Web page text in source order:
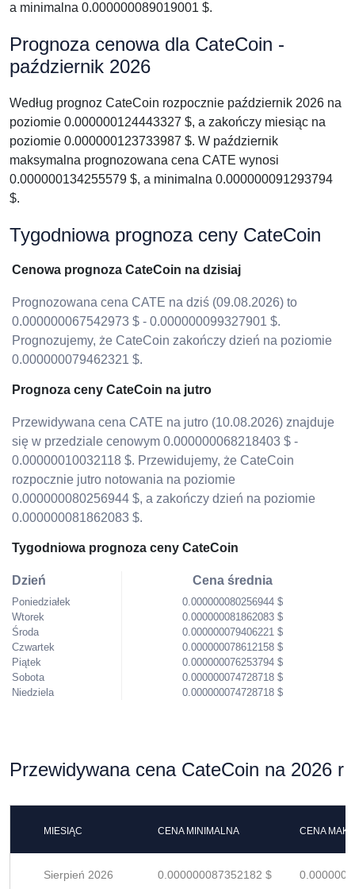
a minimalna 0.000000089019001 $.
Prognoza cenowa dla CateCoin -
październik 2026
Według prognoz CateCoin rozpocznie październik 2026 na
poziomie 0.000000124443327 $, a zakończy miesiąc na
poziomie 0.000000123733987 $. W październik
maksymalna prognozowana cena CATE wynosi
0.000000134255579 $, a minimalna 0.000000091293794
$.
Tygodniowa prognoza ceny CateCoin
Cenowa prognoza CateCoin na dzisiaj
Prognozowana cena CATE na dziś (09.08.2026) to
0.000000067542973 $ - 0.000000099327901 $.
Prognozujemy, że CateCoin zakończy dzień na poziomie
0.000000079462321 $.
Prognoza ceny CateCoin na jutro
Przewidywana cena CATE na jutro (10.08.2026) znajduje
się w przedziale cenowym 0.000000068218403 $ -
0.00000010032118 $. Przewidujemy, że CateCoin
rozpocznie jutro notowania na poziomie
0.000000080256944 $, a zakończy dzień na poziomie
0.000000081862083 $.
Tygodniowa prognoza ceny CateCoin
Dzień
Poniedziałek
Wtorek
Środa
Czwartek
Piątek
Sobota
Niedziela
Cena średnia
0.000000080256944 $
0.000000081862083 $
0.000000079406221 $
0.000000078612158 $
0.000000076253794 $
0.000000074728718 $
0.000000074728718 $
Przewidywana cena CateCoin na 2026 r
MIESIĄC CENA MINIMALNA CENA
Sierpień 2026 0.000000087352182 $